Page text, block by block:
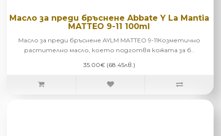
Масло за преди бръснене Abbate Y La Mantia
МАТТЕО 9-11 100ml
Масло за преди бръснене AYLM МАТТЕО 9-11Козметично
растително масло, което подготвя кожата за б..
35.00€ (68.45лв.)